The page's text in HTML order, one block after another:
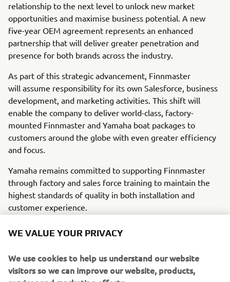
relationship to the next level to unlock new market
opportunities and maximise business potential. A new
five-year OEM agreement represents an enhanced
partnership that will deliver greater penetration and
presence for both brands across the industry.
As part of this strategic advancement, Finnmaster
will assume responsibility for its own Salesforce, business
development, and marketing activities. This shift will
enable the company to deliver world-class, factory-
mounted Finnmaster and Yamaha boat packages to
customers around the globe with even greater efficiency
and focus.
Yamaha remains committed to supporting Finnmaster
through factory and sales force training to maintain the
highest standards of quality in both installation and
customer experience.
Fabrice Lacoume, Marine Director at Yamaha Motor
“We are glad to move our collaboration to the next level
WE VALUE YOUR PRIVACY
We use cookies to help us understand our website
visitors so we can improve our website, products,